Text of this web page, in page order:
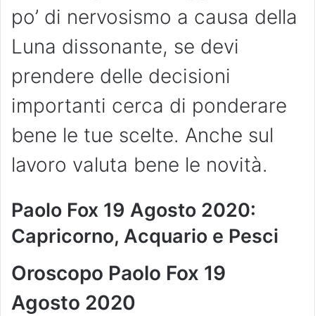
po’ di nervosismo a causa della
Luna dissonante, se devi
prendere delle decisioni
importanti cerca di ponderare
bene le tue scelte. Anche sul
lavoro valuta bene le novità.
Paolo Fox 19 Agosto 2020:
Capricorno, Acquario e Pesci
Oroscopo Paolo Fox 19
Agosto 2020